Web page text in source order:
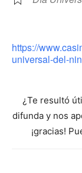
https://
universal-del-
¿Te resultó
difunda y nos
¡gracias!